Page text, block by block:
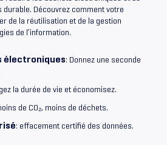
Découvrez comment votre
de la réutilisation et de la gestion
de l’information.
électroniques: Donnez une seconde
la durée de vie et économisez.
de CO₂, moins de déchets.
: effacement certifié des données.